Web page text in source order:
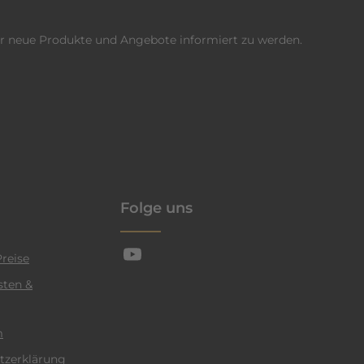
Produkte und Angebote informiert zu werden.
&
Folge uns